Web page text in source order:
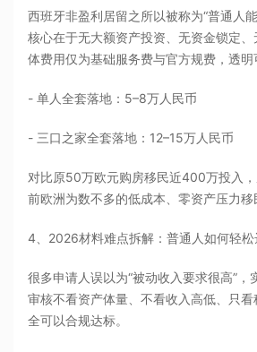
西班牙非盈利居留之所以被称为“普通人
核心在于无大额资产投资、无资金锁定
体费用仅为基础服务费与官方规费，透明
- 单人全套落地：5–8万人民币
- 三口之家全套落地：12–15万人民币
对比原50万欧元购房移民近400万投入
前欧洲为数不多的低成本、零资产压力移
4、2026材料难点拆解：普通人如何轻松
很多申请人误以为“被动收入要求很高”，
审核不看资产体量、不看收入高低、只
全可以合规达标。